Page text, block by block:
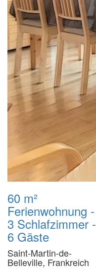
60 m²
Ferienwohnung -
3 Schlafzimmer -
6 Gäste
Saint-Martin-de-
Belleville, Frankreich